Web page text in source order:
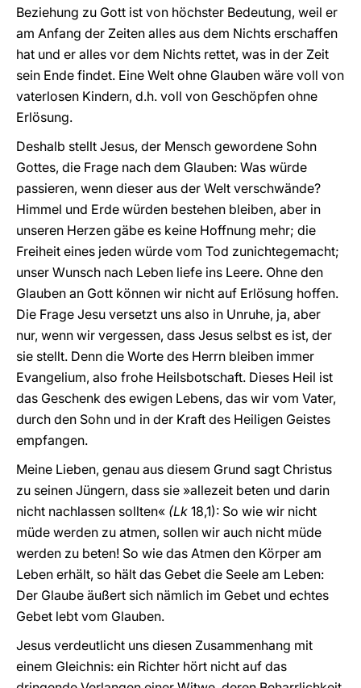
Beziehung zu Gott ist von höchster Bedeutung, weil er
am Anfang der Zeiten alles aus dem Nichts erschaffen
hat und er alles vor dem Nichts rettet, was in der Zeit
sein Ende findet. Eine Welt ohne Glauben wäre voll von
vaterlosen Kindern, d.h. voll von Geschöpfen ohne
Erlösung.
Deshalb stellt Jesus, der Mensch gewordene Sohn
Gottes, die Frage nach dem Glauben: Was würde
passieren, wenn dieser aus der Welt verschwände?
Himmel und Erde würden bestehen bleiben, aber in
unseren Herzen gäbe es keine Hoffnung mehr; die
Freiheit eines jeden würde vom Tod zunichtegemacht;
unser Wunsch nach Leben liefe ins Leere. Ohne den
Glauben an Gott können wir nicht auf Erlösung hoffen.
Die Frage Jesu versetzt uns also in Unruhe, ja, aber
nur, wenn wir vergessen, dass Jesus selbst es ist, der
sie stellt. Denn die Worte des Herrn bleiben immer
Evangelium, also frohe Heilsbotschaft. Dieses Heil ist
das Geschenk des ewigen Lebens, das wir vom Vater,
durch den Sohn und in der Kraft des Heiligen Geistes
empfangen.
Meine Lieben, genau aus diesem Grund sagt Christus
zu seinen Jüngern, dass sie »allezeit beten und darin
nicht nachlassen sollten« (Lk 18,1): So wie wir nicht
müde werden zu atmen, sollen wir auch nicht müde
werden zu beten! So wie das Atmen den Körper am
Leben erhält, so hält das Gebet die Seele am Leben:
Der Glaube äußert sich nämlich im Gebet und echtes
Gebet lebt vom Glauben.
Jesus verdeutlicht uns diesen Zusammenhang mit
einem Gleichnis: ein Richter hört nicht auf das